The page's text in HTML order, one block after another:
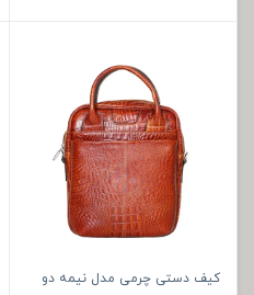
کیف دستی چرمی مدل نیمه دو